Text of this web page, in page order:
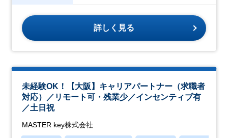
詳しく見る
未経験OK！【大阪】キャリアパートナー（求職者
対応）／リモート可・残業少／インセンティブ有
／土日祝
MASTER key株式会社